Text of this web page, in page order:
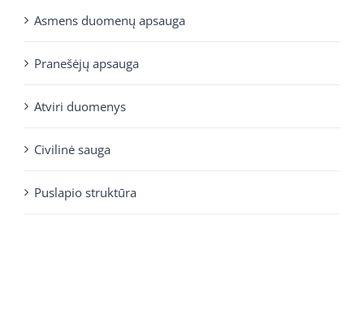
Asmens duomenų apsauga
Pranešėjų apsauga
Atviri duomenys
Civilinė sauga
Puslapio struktūra